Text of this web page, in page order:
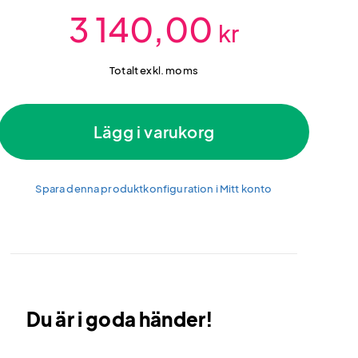
3 140,00 kr
Totalt exkl. moms
Lägg i varukorg
Spara denna produktkonfiguration i Mitt konto
Du är i goda händer!